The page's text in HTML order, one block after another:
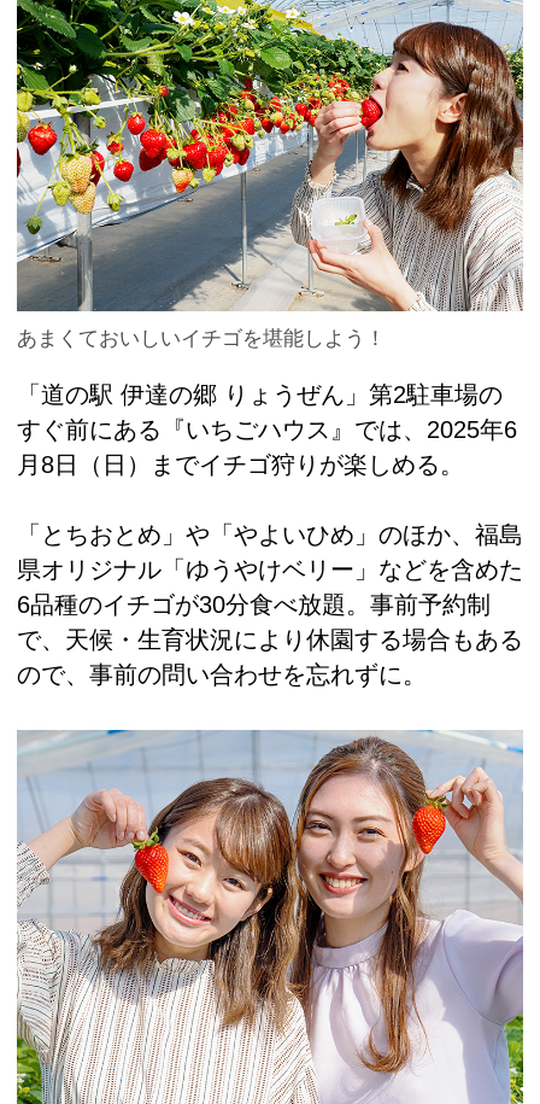
あまくておいしいイチゴを堪能しよう！
「道の駅 伊達の郷 りょうぜん」第2駐車場の
すぐ前にある『いちごハウス』では、2025年6
月8日（日）までイチゴ狩りが楽しめる。
「とちおとめ」や「やよいひめ」のほか、福島
県オリジナル「ゆうやけベリー」などを含めた
6品種のイチゴが30分食べ放題。事前予約制
で、天候・生育状況により休園する場合もある
ので、事前の問い合わせを忘れずに。